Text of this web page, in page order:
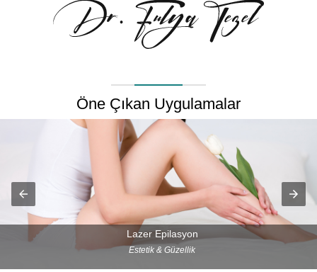
Öne Çıkan Uygulamalar
Lazer Epilasyon
Estetik & Güzellik